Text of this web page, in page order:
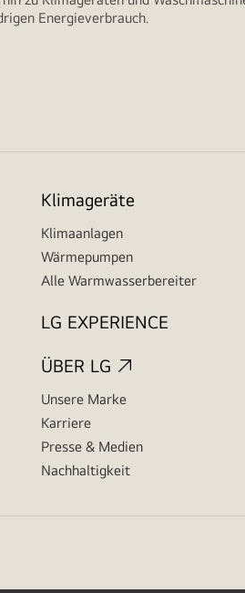
Energieverbrauch.
Klimageräte
Klimaanlagen
Wärmepumpen
Alle Warmwasserbereiter
LG EXPERIENCE
ÜBER LG
Unsere Marke
Karriere
Presse & Medien
Nachhaltigkeit